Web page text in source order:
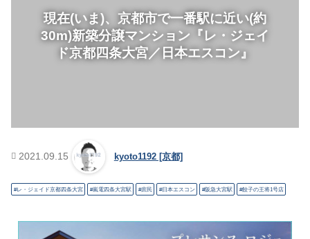
現在(いま)、京都市で一番駅に近い(約
30m)新築分譲マンション『レ・ジェイ
ド京都四条大宮／日本エスコン』
2021.09.15 kyoto1192 [京都]
レ・ジェイド京都四条大宮 嵐電四条大宮駅 庶民 日本エスコン 阪急大宮駅 餃子の王将1号店